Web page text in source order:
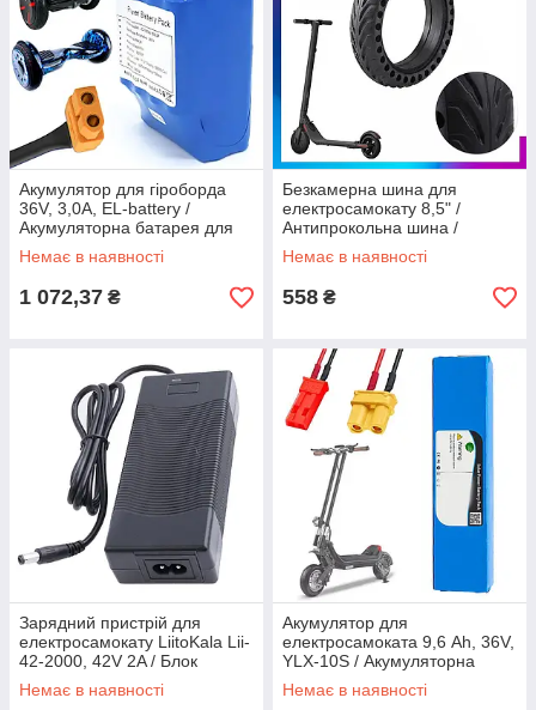
Акумулятор для гіроборда
36V, 3,0A, EL-battery /
Акумуляторна батарея для
гіроскутера / Батарея на
гіроборд
Немає в наявності
1 072,37 ₴
Безкамерна шина для
електросамокату 8,5" /
Антипрокольна шина /
Покришка на самокат /
Перфорована шина
Немає в наявності
558 ₴
Зарядний пристрій для
електросамокату LiitoKala Lii-
42-2000, 42V 2A / Блок
живлення
Немає в наявності
Акумулятор для
електросамоката 9,6 Ah, 36V,
YLX-10S / Акумуляторна
батарея для
електросамоката
Немає в наявності